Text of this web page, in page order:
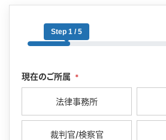
Step 1 / 5
現在のご所属 *
法律事務所
裁判官/検察官